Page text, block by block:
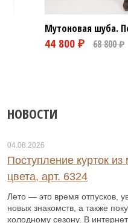
Мутоновая шуба.
НОВОСТИ
04.08.2026
Поступление курток
цвета, арт. 6324
Лето — это время отпусков,
новых знакомств, а также
холодному сезону. В